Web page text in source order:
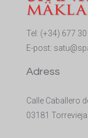
Tel: (+34) 677
E-post:
Adress
Calle Caballero
03181 Torrevieja